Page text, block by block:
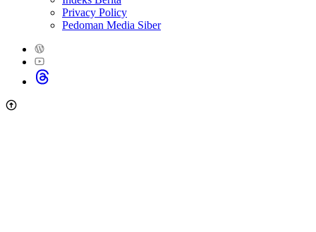
Privacy Policy
Pedoman Media Siber